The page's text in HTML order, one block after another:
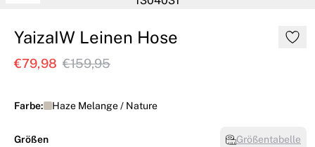
YaizaIW Leinen Hose
€79,98 €159,95
Farbe: Haze Melange / Nature
Größen Größentabelle